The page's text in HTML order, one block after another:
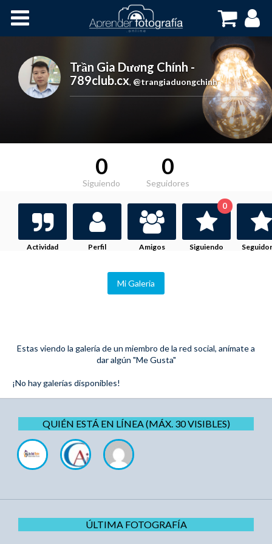
Cursos OnLine
Trần Gia Dương Chính -
789club.cx, @trangiaduongchinh
0
Siguiendo
0
Seguidores
Actividad Perfil Amigos Siguiendo
0
Mi Galeria
Estas viendo la galería de un miembro de la red social, anímate a
dar algún "Me Gusta"
¡No hay galerías disponibles!
QUIÉN ESTÁ EN LÍNEA (MÁX. 30 VISIBLES)
ÚLTIMA FOTOGRAFÍA